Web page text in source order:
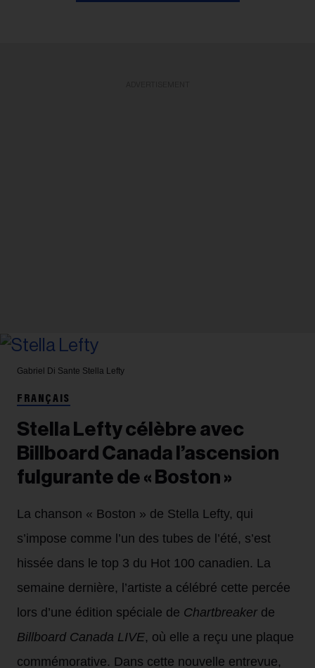
Gabriel Di Sante Stella Lefty
FRANÇAIS
Stella Lefty célèbre avec
Billboard Canada l’ascension
fulgurante de « Boston »
La chanson « Boston » de Stella Lefty, qui
s’impose comme l’un des tubes de l’été, s’est
hissée dans le top 3 du Hot 100 canadien. La
semaine dernière, l’artiste a célébré cette percée
lors d’une édition spéciale de Chartbreaker de
Billboard Canada LIVE, où elle a reçu une plaque
commémorative. Dans cette nouvelle entrevue,